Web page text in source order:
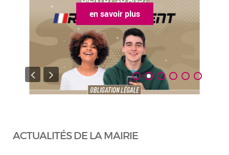
en savoir plus
ACTUALITÉS DE LA MAIRIE